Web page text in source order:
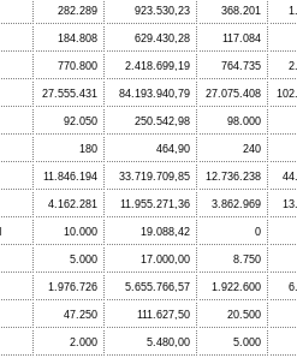
282.289 923.530,23 368.201
184.808 629.430,28 117.084
770.800 2.418.699,19 764.735
27.555.431 84.193.940,79 27.075.408
92.050 250.542,98 98.000
180 464,90 240
11.846.194 33.719.709,85 12.736.238
4.162.281 11.955.271,36 3.862.969
10.000 19.088,42 0
5.000 17.000,00 8.750
1.976.726 5.655.766,57 1.922.600
47.250 111.627,50 20.500
2.000 5.480,00 5.000